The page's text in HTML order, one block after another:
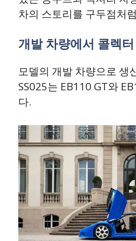
차의 스토리를 구두점처
개발 차량에서 콜렉
모델의 개발 차량으로 생
SS025는 EB110 GT와
다.